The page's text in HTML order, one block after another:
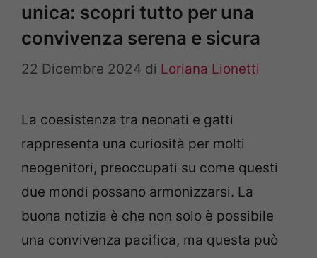
unica: scopri tutto per una
convivenza serena e sicura
22 Dicembre 2024 di Loriana Lionetti
La coesistenza tra neonati e gatti
rappresenta una curiosità per molti
neogenitori, preoccupati su come questi
due mondi possano armonizzarsi. La
buona notizia è che non solo è possibile
una convivenza pacifica, ma questa può